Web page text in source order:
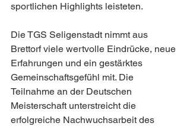
sportlichen Highlights leisteten.
Die TGS Seligenstadt nimmt aus
Brettorf viele wertvolle Eindrücke, neue
Erfahrungen und ein gestärktes
Gemeinschaftsgefühl mit. Die
Teilnahme an der Deutschen
Meisterschaft unterstreicht die
erfolgreiche Nachwuchsarbeit des